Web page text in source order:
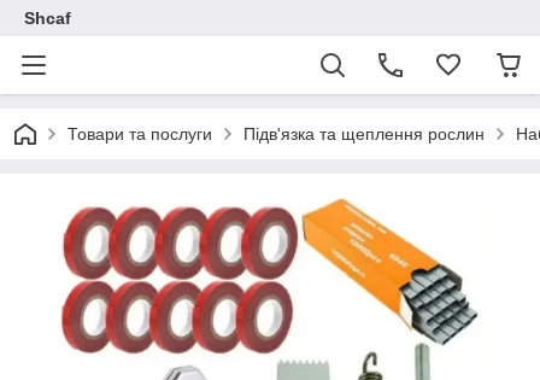
Shcaf
Товари та послуги Підв'язка та щеплення рослин